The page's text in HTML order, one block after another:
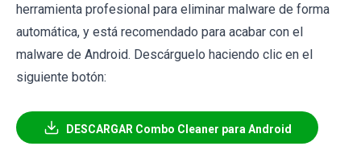
herramienta profesional para eliminar malware de forma
automática, y está recomendado para acabar con el
malware de Android. Descárguelo haciendo clic en el
siguiente botón:
DESCARGAR Combo Cleaner para Android